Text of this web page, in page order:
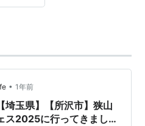
• 1年前
埼玉県】【所沢市】狭山
ス2025に行ってきました